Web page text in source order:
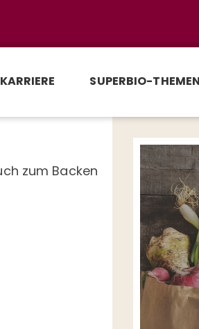
KARRIERE SUPERBIO-THEMEN
zum Backen